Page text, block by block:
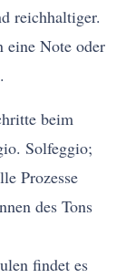
reichhaltiger.
eine Note oder
beim
Solfeggio;
Prozesse
des Tons
findet es